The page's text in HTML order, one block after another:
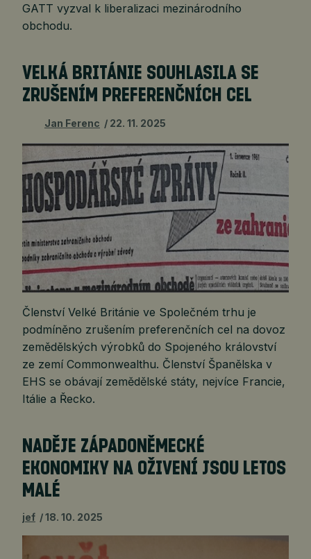
GATT vyzval k liberalizaci mezinárodního
obchodu.
VELKÁ BRITÁNIE SOUHLASILA SE
ZRUŠENÍM PREFERENČNÍCH CEL
Jan Ferenc 22. 11. 2025
Členství Velké Británie ve Společném trhu je
podmíněno zrušením preferenčních cel na dovoz
zemědělských výrobků do Spojeného království
ze zemí Commonwealthu. Členství Španělska v
EHS se obávají zemědělské státy, nejvíce Francie,
Itálie a Řecko.
NADĚJE ZÁPADONĚMECKÉ
EKONOMIKY NA OŽIVENÍ JSOU LETOS
MALÉ
jef 18. 10. 2025